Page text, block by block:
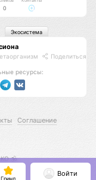
0
Поделиться
ресурсы:
Экосистема
Соглашение
КО 🕉️
Гринд
Войти